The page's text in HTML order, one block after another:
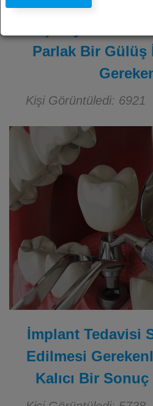
Parlak Bir Gülüş
Kişi Görüntüledi: 6921
İmplant Tedavisi
Edilmesi
Kalıcı Bir